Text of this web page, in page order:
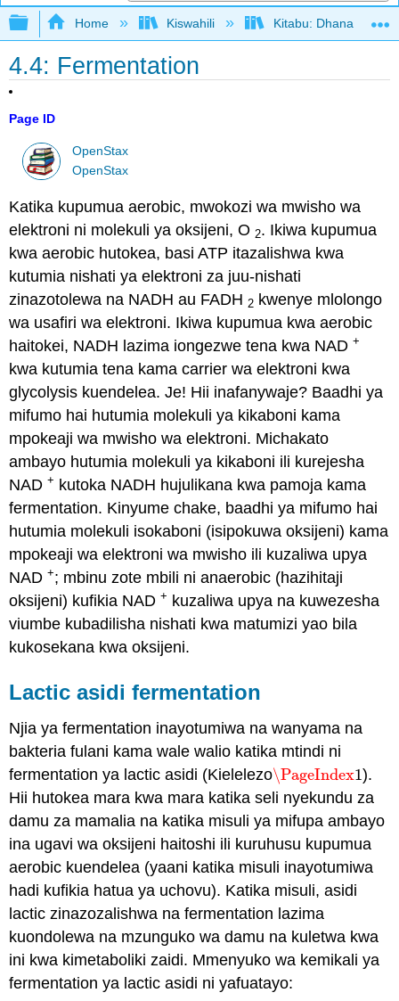
Expand/collapse global hierarchy
Home Kiswahili Kitabu: Dhana katika
4.4: Fermentation
Page ID
OpenStax
OpenStax
Katika kupumua aerobic, mwokozi wa mwisho wa
elektroni ni molekuli ya oksijeni, O 2. Ikiwa kupumua
kwa aerobic hutokea, basi ATP itazalishwa kwa
kutumia nishati ya elektroni za juu-nishati
zinazotolewa na NADH au FADH 2 kwenye mlolongo
wa usafiri wa elektroni. Ikiwa kupumua kwa aerobic
haitokei, NADH lazima iongezwe tena kwa NAD+
kwa kutumia tena kama carrier wa elektroni kwa
glycolysis kuendelea. Je! Hii inafanywaje? Baadhi ya
mifumo hai hutumia molekuli ya kikaboni kama
mpokeaji wa mwisho wa elektroni. Michakato
ambayo hutumia molekuli ya kikaboni ili kurejesha
NAD+ kutoka NADH hujulikana kwa pamoja kama
fermentation. Kinyume chake, baadhi ya mifumo hai
hutumia molekuli isokaboni (isipokuwa oksijeni) kama
mpokeaji wa elektroni wa mwisho ili kuzaliwa upya
NAD+; mbinu zote mbili ni anaerobic (hazihitaji
oksijeni) kufikia NAD+ kuzaliwa upya na kuwezesha
viumbe kubadilisha nishati kwa matumizi yao bila
kukosekana kwa oksijeni.
Lactic asidi fermentation
Njia ya fermentation inayotumiwa na wanyama na
bakteria fulani kama wale walio katika mtindi ni
fermentation ya lactic asidi (Kielelezo\PageIndex1
\PageIndex1).
Hii hutokea mara kwa mara katika seli nyekundu za
damu za mamalia na katika misuli ya mifupa ambayo
ina ugavi wa oksijeni haitoshi ili kuruhusu kupumua
aerobic kuendelea (yaani katika misuli inayotumiwa
hadi kufikia hatua ya uchovu). Katika misuli, asidi
lactic zinazozalishwa na fermentation lazima
kuondolewa na mzunguko wa damu na kuletwa kwa
ini kwa kimetaboliki zaidi. Mmenyuko wa kemikali ya
fermentation ya lactic asidi ni yafuatayo: